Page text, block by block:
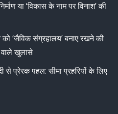
या ‘विकास के नाम पर विनाश’ की
को ‘जैविक संग्रहालय’ बनाए रखने की
वाले खुलासे
से प्रेरक पहल: सीमा प्रहरियों के लिए